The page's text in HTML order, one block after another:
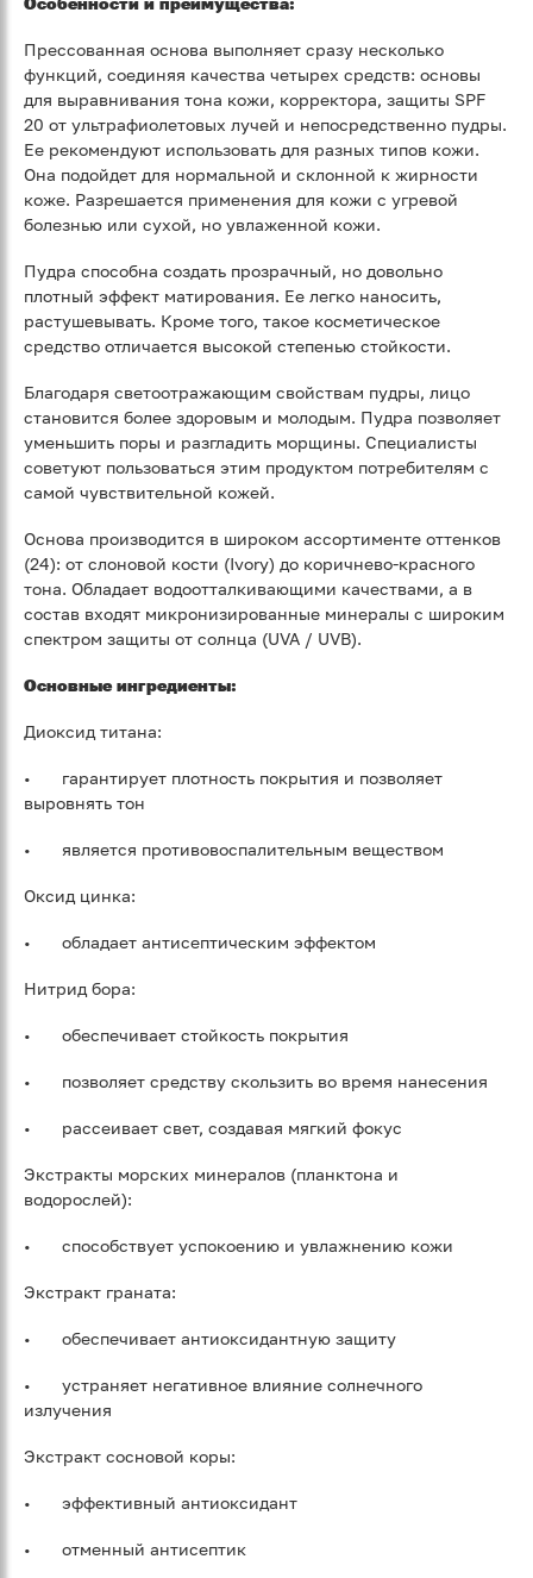
Прессованная основа выполняет сразу несколько
функций, соединяя качества четырех средств: основы
для выравнивания тона кожи, корректора, защиты SPF
20 от ультрафиолетовых лучей и непосредственно пудры.
Ее рекомендуют использовать для разных типов кожи.
Она подойдет для нормальной и склонной к жирности
коже. Разрешается применения для кожи с угревой
болезнью или сухой, но увлаженной кожи.
Пудра способна создать прозрачный, но довольно
плотный эффект матирования. Ее легко наносить,
растушевывать. Кроме того, такое косметическое
средство отличается высокой степенью стойкости.
Благодаря светоотражающим свойствам пудры, лицо
становится более здоровым и молодым. Пудра позволяет
уменьшить поры и разгладить морщины. Специалисты
советуют пользоваться этим продуктом потребителям с
самой чувствительной кожей.
Основа производится в широком ассортименте оттенков
(24): от слоновой кости (Ivory) до коричнево-красного
тона. Обладает водоотталкивающими качествами, а в
состав входят микронизированные минералы с широким
спектром защиты от солнца (UVA / UVB).
Основные ингредиенты:
Диоксид титана:
•
гарантирует плотность покрытия и позволяет
выровнять тон
• является противовоспалительным веществом
Оксид цинка:
• обладает антисептическим эффектом
Нитрид бора:
• обеспечивает стойкость покрытия
• позволяет средству скользить во время нанесения
• рассеивает свет, создавая мягкий фокус
Экстракты морских минералов (планктона и
водорослей):
• способствует успокоению и увлажнению кожи
Экстракт граната:
• обеспечивает антиоксидантную защиту
•
устраняет негативное влияние солнечного
излучения
Экстракт сосновой коры:
• эффективный антиоксидант
• отменный антисептик